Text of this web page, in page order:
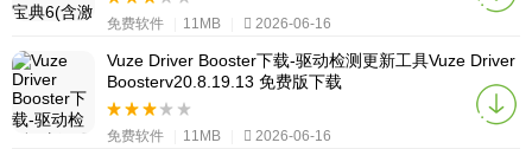
免费软件 11MB 2026-06-16
Vuze Driver Booster下载-驱动检测更新工具Vuze Driver
Boosterv20.8.19.13 免费版下载
免费软件 11MB 2026-06-16